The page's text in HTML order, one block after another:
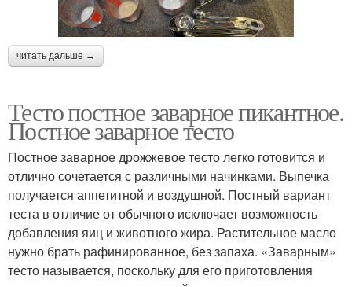
читать дальше →
Тесто постное заварное пикантное.
Постное заварное тесто
Постное заварное дрожжевое тесто легко готовится и
отлично сочетается с различными начинками. Выпечка
получается аппетитной и воздушной. Постный вариант
теста в отличие от обычного исключает возможность
добавления яиц и животного жира. Растительное масло
нужно брать рафинированное, без запаха. «Заварным»
тесто называется, поскольку для его приготовления